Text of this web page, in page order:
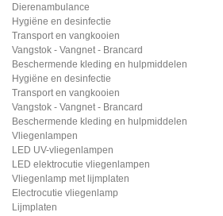
Dierenambulance
Hygiëne en desinfectie
Transport en vangkooien
Vangstok - Vangnet - Brancard
Beschermende kleding en hulpmiddelen
Hygiëne en desinfectie
Transport en vangkooien
Vangstok - Vangnet - Brancard
Beschermende kleding en hulpmiddelen
Vliegenlampen
LED UV-vliegenlampen
LED elektrocutie vliegenlampen
Vliegenlamp met lijmplaten
Electrocutie vliegenlamp
Lijmplaten